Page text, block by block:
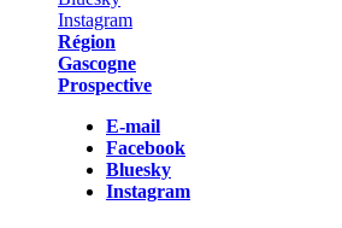
Région
Gascogne
Prospective
E-mail
Facebook
Bluesky
Instagram